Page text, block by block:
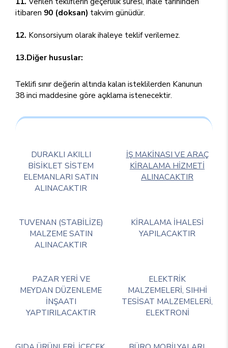
itibaren 90 (doksan) takvim günüdür.
12. Konsorsiyum olarak ihaleye teklif verilemez.
13.Diğer hususlar:
Teklifi sınır değerin altında kalan isteklilerden Kanunun
38 inci maddesine göre açıklama istenecektir.
DURAKLI AKILLI
BİSİKLET SİSTEM
ELEMANLARI SATIN
ALINACAKTIR
İŞ MAKİNASI VE ARAÇ
KİRALAMA HİZMETİ
ALINACAKTIR
TUVENAN (STABİLİZE)
MALZEME SATIN
ALINACAKTIR
KİRALAMA İHALESİ
YAPILACAKTIR
PAZAR YERİ VE
MEYDAN DÜZENLEME
İNŞAATI
YAPTIRILACAKTIR
ELEKTRİK
MALZEMELERİ, SIHHİ
TESİSAT MALZEMELERİ,
ELEKTRONİ